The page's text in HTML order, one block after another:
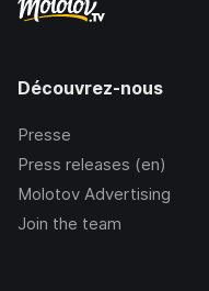
Découvrez-nous
Presse
Press releases (en)
Molotov Advertising
Join the team